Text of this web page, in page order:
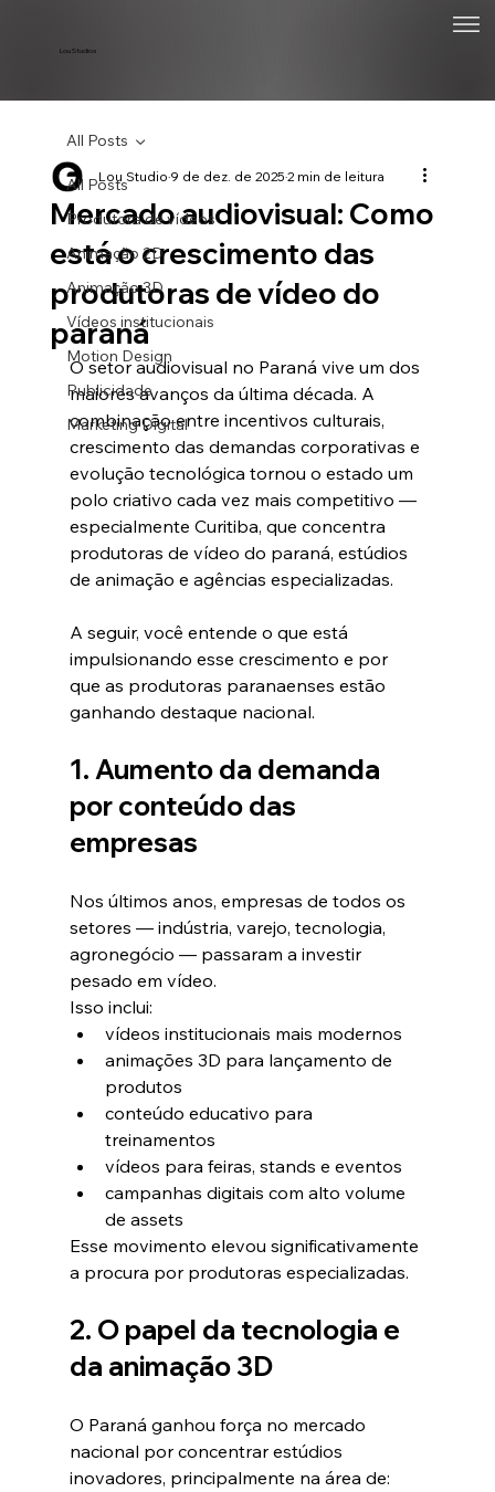
Lou Studios
All Posts
Produtora de vídeos
Animação 2D
Animação 3D
Vídeos institucionais
Motion Design
Publicidade
Marketing Digital
All Posts
Mercado audiovisual: Como
está o crescimento das
produtoras de vídeo do
paraná
Lou Studio9 de dez. de 20252 min de leitura
O setor audiovisual no Paraná vive um dos
maiores avanços da última década. A
combinação entre incentivos culturais,
crescimento das demandas corporativas e
evolução tecnológica tornou o estado um
polo criativo cada vez mais competitivo —
especialmente Curitiba, que concentra
produtoras de vídeo do paraná, estúdios
de animação e agências especializadas.
A seguir, você entende o que está
impulsionando esse crescimento e por
que as produtoras paranaenses estão
ganhando destaque nacional.
1. Aumento da demanda
por conteúdo das
empresas
Nos últimos anos, empresas de todos os
setores — indústria, varejo, tecnologia,
agronegócio — passaram a investir
pesado em vídeo.
Isso inclui:
vídeos institucionais mais modernos
animações 3D para lançamento de
produtos
conteúdo educativo para
treinamentos
vídeos para feiras, stands e eventos
campanhas digitais com alto volume
de assets
Esse movimento elevou significativamente
a procura por produtoras especializadas.
2. O papel da tecnologia e
da animação 3D
O Paraná ganhou força no mercado
nacional por concentrar estúdios
inovadores, principalmente na área de: